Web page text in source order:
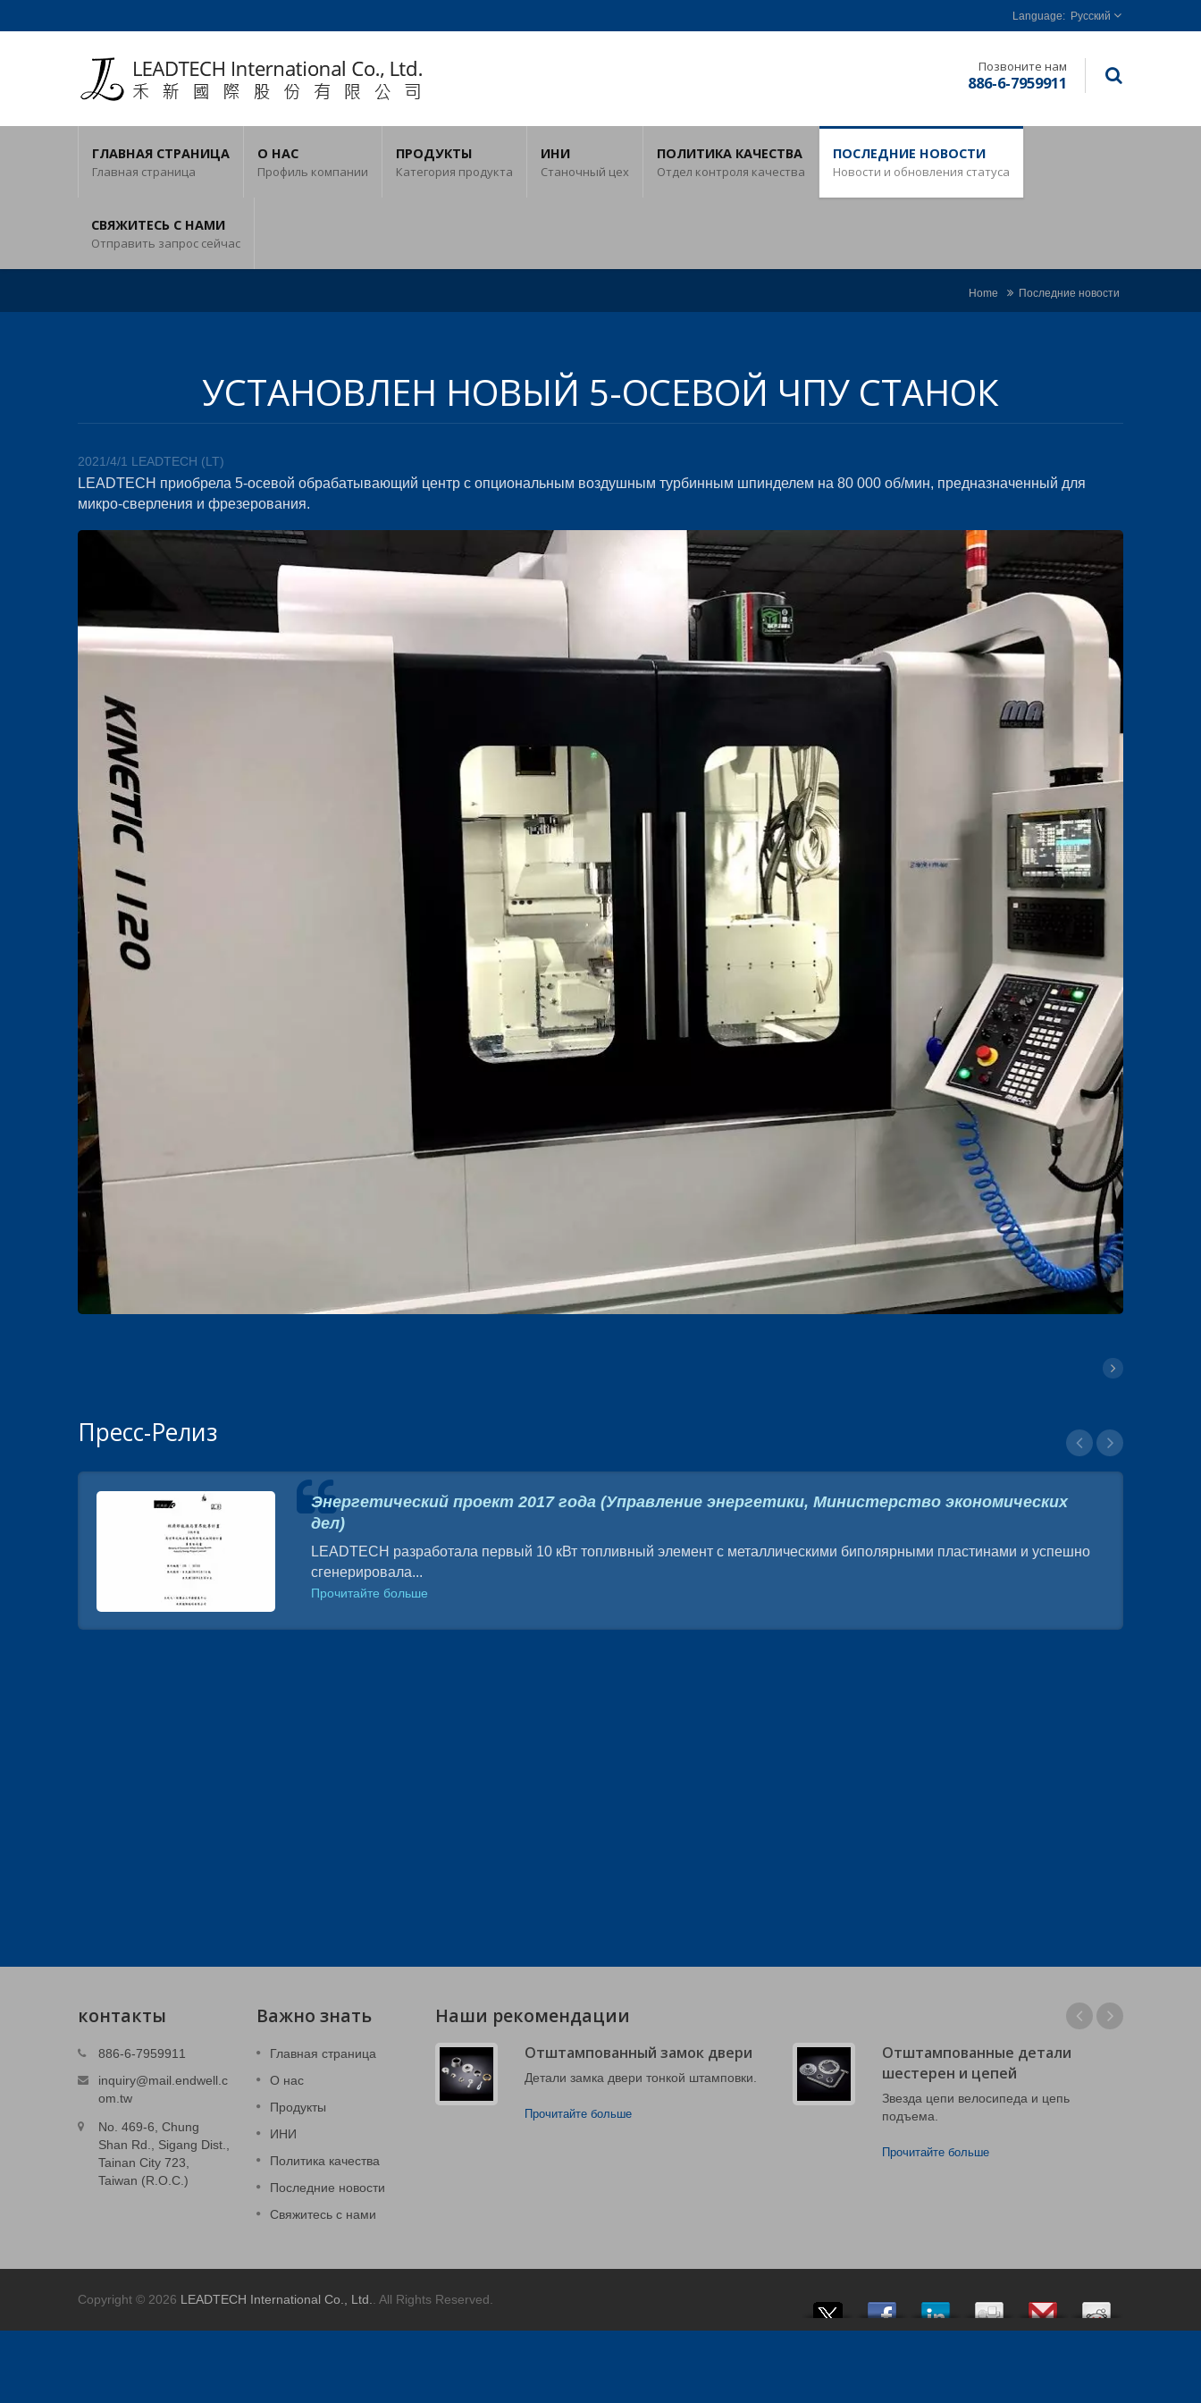
Русский
Позвоните нам
886-6-7959911
ГЛАВНАЯ СТРАНИЦА
Главная страница
О НАС
Профиль компании
ПРОДУКТЫ
Категория продукта
ИНИ
Станочный цех
ПОЛИТИКА КАЧЕСТВА
Отдел контроля качества
ПОСЛЕДНИЕ НОВОСТИ
Новости и обновления статуса
СВЯЖИТЕСЬ С НАМИ
Отправить запрос сейчас
Home Последние новости
УСТАНОВЛЕН НОВЫЙ 5-ОСЕВОЙ ЧПУ СТАНОК
2021/4/1 LEADTECH (LT)
LEADTECH приобрела 5-осевой обрабатывающий центр с опциональным воздушным турбинным шпинделем на 80 000 об/мин, предназначенный для
микро-сверления и фрезерования.
Пресс-Релиз
Энергетический проект 2017 года (Управление энергетики, Министерство экономических
дел)
LEADTECH разработала первый 10 кВт топливный элемент с металлическими биполярными пластинами и успешно
сгенерировала...
Прочитайте больше
контакты
886-6-7959911
inquiry@mail.endwell.c
om.tw
No. 469-6, Chung
Shan Rd., Sigang Dist.,
Tainan City 723,
Taiwan (R.O.C.)
Важно знать
Главная страница
О нас
Продукты
ИНИ
Политика качества
Последние новости
Свяжитесь с нами
Наши рекомендации
3C штампованные детали
Крышка системы питания.
Прочитайте больше
Отштампованный замок двери
Детали замка двери тонкой штамповки.
Прочитайте больше
Отштампованные детали
шестерен и цепей
Звезда цепи велосипеда и цепь
подъема.
Прочитайте больше
Copyright © 2026 LEADTECH International Co., Ltd.. All Rights Reserved.